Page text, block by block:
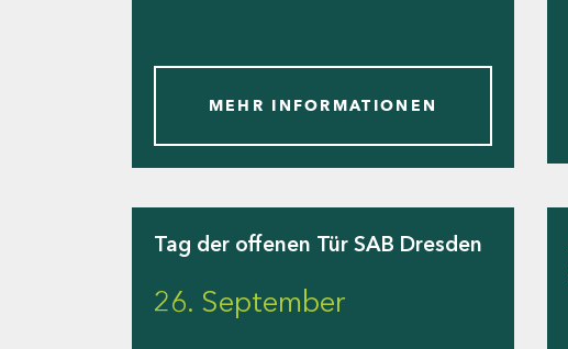
MEHR INFORMATIONEN
Tag der offenen Tür SAB Dresden
26. September